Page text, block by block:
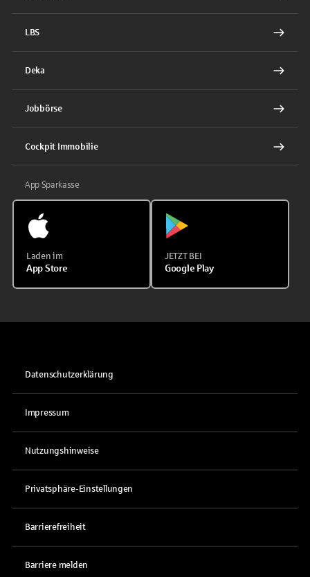
LBS
Deka
Jobbörse
Cockpit Immobilie
App Sparkasse
Laden im
App Store
JETZT BEI
Google Play
Datenschutzerklärung
Impressum
Nutzungshinweise
Privatsphäre-Einstellungen
Barrierefreiheit
Barriere melden